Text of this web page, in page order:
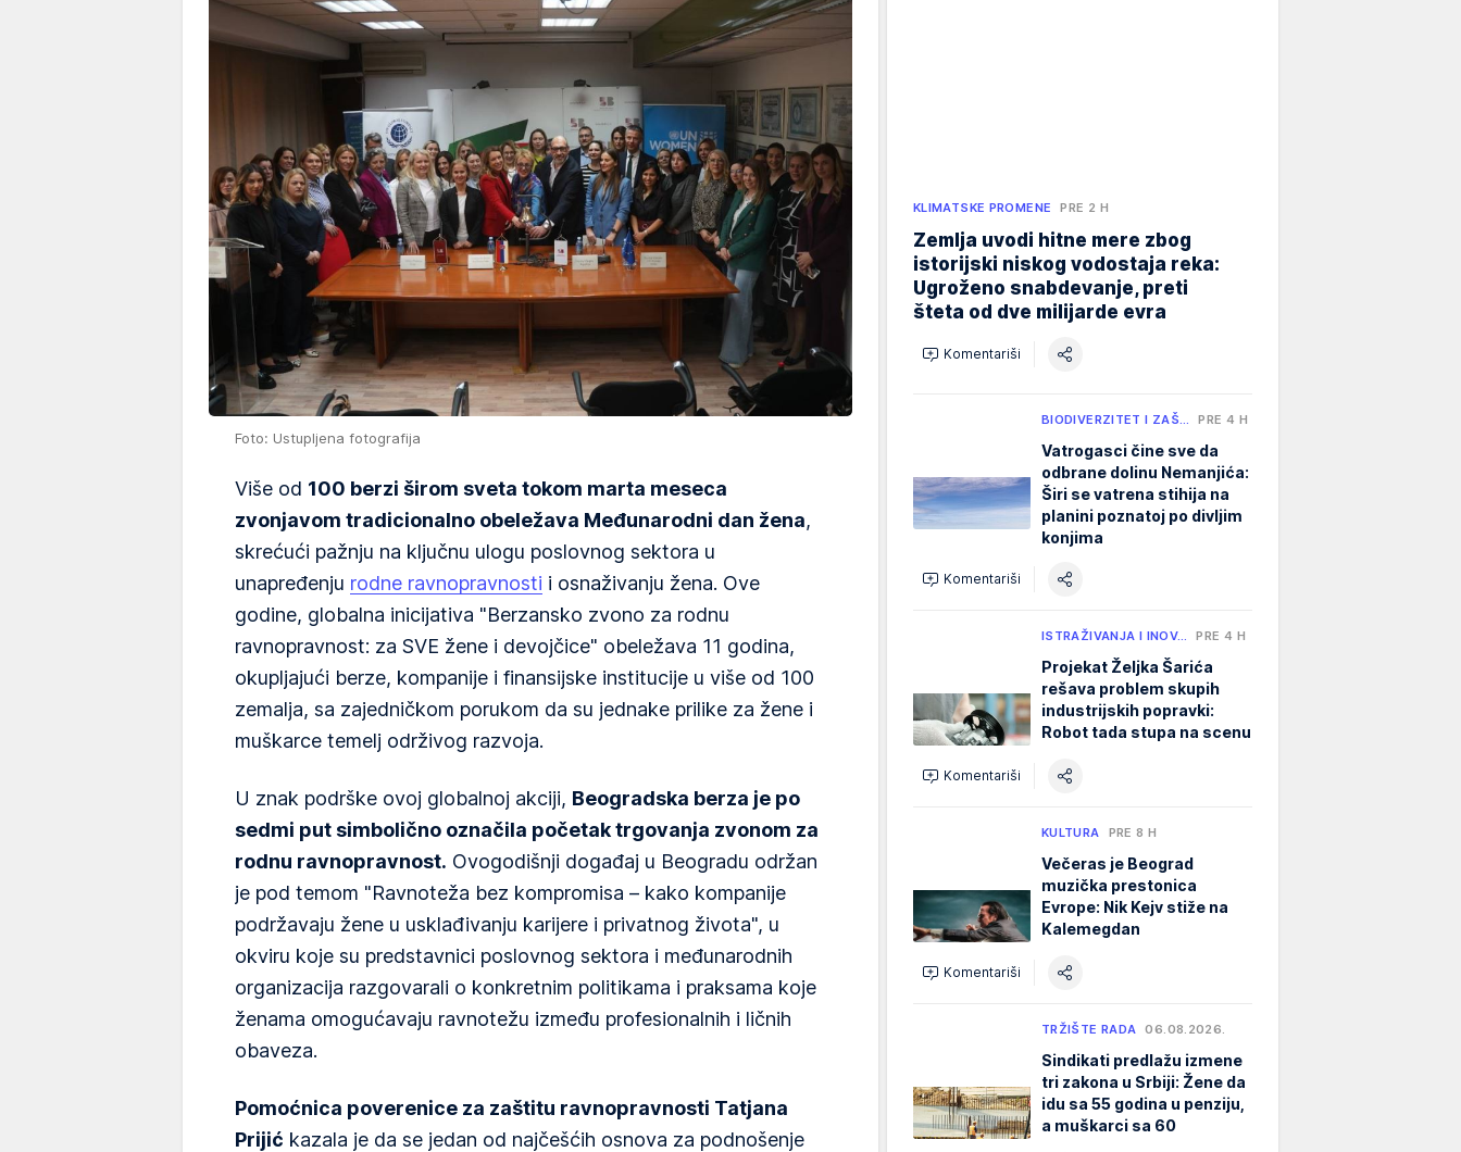
Foto: Ustupljena fotografija
Više od 100 berzi širom sveta tokom marta meseca
zvonjavom tradicionalno obeležava Međunarodni dan žena,
skrećući pažnju na ključnu ulogu poslovnog sektora u
unapređenju rodne ravnopravnosti i osnaživanju žena. Ove
godine, globalna inicijativa "Berzansko zvono za rodnu
ravnopravnost: za SVE žene i devojčice" obeležava 11 godina,
okupljajući berze, kompanije i finansijske institucije u više od 100
zemalja, sa zajedničkom porukom da su jednake prilike za žene i
muškarce temelj održivog razvoja.
U znak podrške ovoj globalnoj akciji, Beogradska berza je po
sedmi put simbolično označila početak trgovanja zvonom za
rodnu ravnopravnost. Ovogodišnji događaj u Beogradu održan
je pod temom "Ravnoteža bez kompromisa – kako kompanije
podržavaju žene u usklađivanju karijere i privatnog života", u
okviru koje su predstavnici poslovnog sektora i međunarodnih
organizacija razgovarali o konkretnim politikama i praksama koje
ženama omogućavaju ravnotežu između profesionalnih i ličnih
obaveza.
Pomoćnica poverenice za zaštitu ravnopravnosti Tatjana
Prijić kazala je da se jedan od najčešćih osnova za podnošenje
KLIMATSKE PROMENE PRE 2 H
Zemlja uvodi hitne mere zbog
istorijski niskog vodostaja reka:
Ugroženo snabdevanje, preti
šteta od dve milijarde evra
Komentariši
BIODIVERZITET I ZAŠ… PRE 4 H
Vatrogasci čine sve da
odbrane dolinu Nemanjića:
Širi se vatrena stihija na
planini poznatoj po divljim
konjima
Komentariši
ISTRAŽIVANJA I INOV… PRE 4 H
Projekat Željka Šarića
rešava problem skupih
industrijskih popravki:
Robot tada stupa na scenu
Komentariši
KULTURA PRE 8 H
Večeras je Beograd
muzička prestonica
Evrope: Nik Kejv stiže na
Kalemegdan
Komentariši
TRŽIŠTE RADA 06.08.2026.
Sindikati predlažu izmene
tri zakona u Srbiji: Žene da
idu sa 55 godina u penziju,
a muškarci sa 60